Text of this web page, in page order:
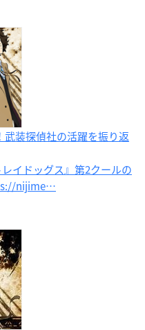
武装探偵社の活躍を振り返
イドッグス』第2クールの
nijime…